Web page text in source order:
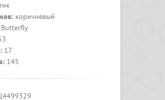
коричневый
Butterfly
17
145